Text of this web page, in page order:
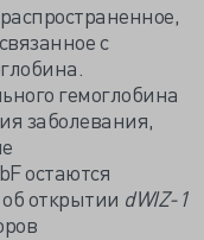
с
гемоглобина
заболевания,
остаются
открытии dWIZ-1